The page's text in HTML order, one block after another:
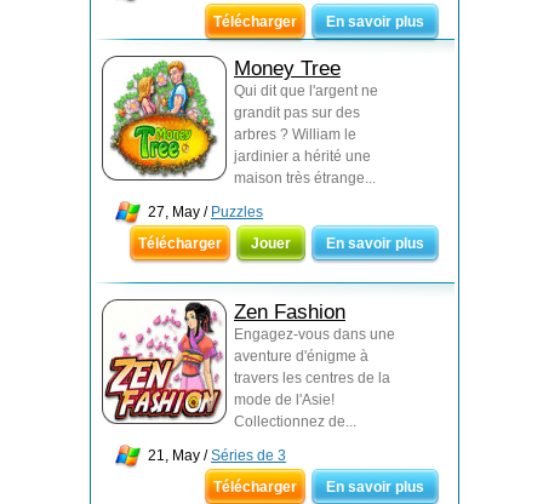
Télécharger
En savoir plus
Money Tree
Qui dit que l'argent ne
grandit pas sur des
arbres ? William le
jardinier a hérité une
maison très étrange...
27, May / Puzzles
Télécharger
Jouer En savoir plus
Zen Fashion
Engagez-vous dans une
aventure d'énigme à
travers les centres de la
mode de l'Asie!
Collectionnez de...
21, May /Séries de 3
Télécharger
En savoir plus